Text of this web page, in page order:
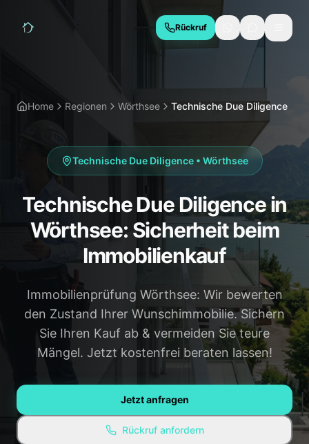
Rückruf
Hauskaufberatung
Bauabnahme
Schimmelgutachten
Energieberatung
REGIONEN
Geretsried
Starnberg
Holzkirchen
Gauting
Weilheim
Penzberg
Alle Regionen →
Ratgeber / Blog
Home Regionen Wörthsee Technische Due Diligence
Technische Due Diligence• Wörthsee
Technische Due Diligence in
Wörthsee: Sicherheit beim
Immobilienkauf
Immobilienprüfung Wörthsee: Wir bewerten
den Zustand Ihrer Wunschimmobilie. Sichern
Sie Ihren Kauf ab & vermeiden Sie teure
Mängel. Jetzt kostenfrei beraten lassen!
Jetzt anfragen
Rückruf anfordern